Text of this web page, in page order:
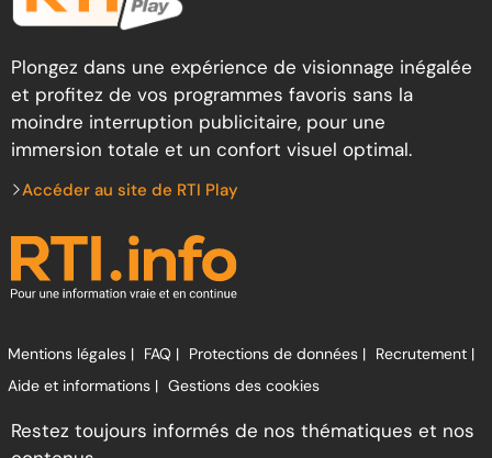
Plongez dans une expérience de visionnage inégalée
et profitez de vos programmes favoris sans la
moindre interruption publicitaire, pour une
immersion totale et un confort visuel optimal.
Accéder au site de RTI Play
Mentions légales | FAQ | Protections de données | Recrutement |
Aide et informations | Gestions des cookies
Restez toujours informés de nos thématiques et nos